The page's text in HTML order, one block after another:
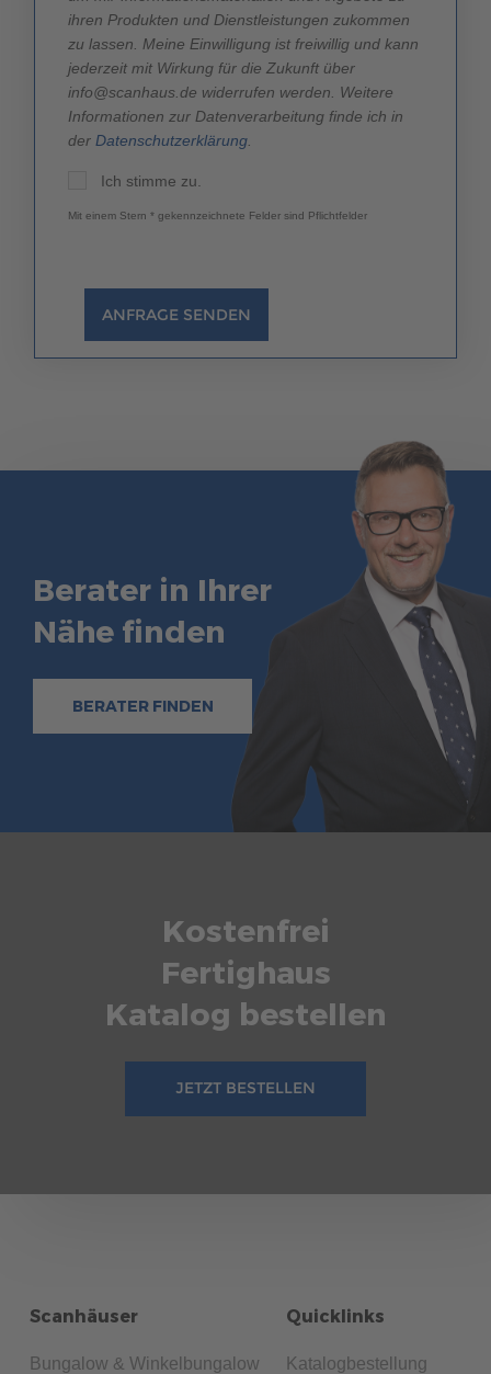
ihren Produkten und Dienstleistungen zukommen
zu lassen. Meine Einwilligung ist freiwillig und kann
jederzeit mit Wirkung für die Zukunft über
info@scanhaus.de widerrufen werden. Weitere
Informationen zur Datenverarbeitung finde ich in
der Datenschutzerklärung
Ich stimme zu.
Mit einem Stern * gekennzeichnete Felder sind Pflichtfelder
ANFRAGE SENDEN
Berater in Ihrer
Nähe finden
BERATER FINDEN
Kostenfrei
Fertighaus
Katalog bestellen
JETZT BESTELLEN
Scanhäuser
Bungalow & Winkelbungalow
Quicklinks
Katalogbestellung